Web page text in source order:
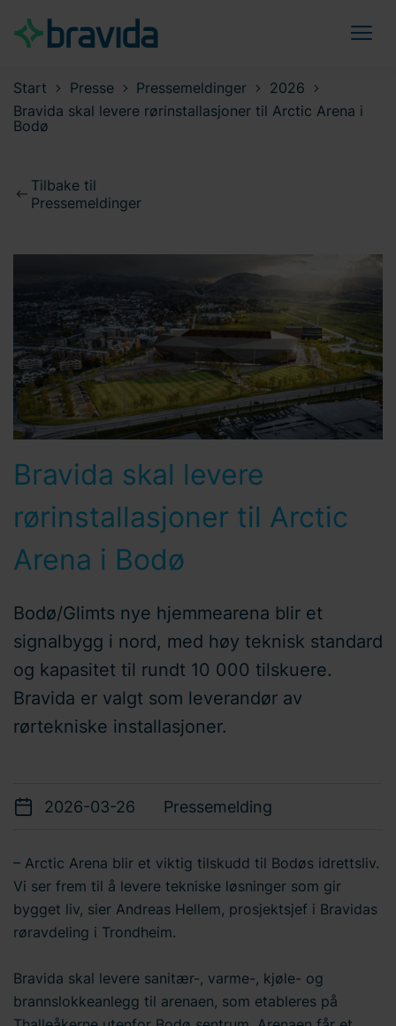
Start Presse Pressemeldinger
2026
Bravida skal levere rørinstallasjoner til Arctic Arena i
Bodø
Tilbake til
Pressemeldinger
Bravida skal levere
rørinstallasjoner til Arctic
Arena i Bodø
Bodø/Glimts nye hjemmearena blir et
signalbygg i nord, med høy teknisk standard
og kapasitet til rundt 10 000 tilskuere.
Bravida er valgt som leverandør av
rørtekniske installasjoner.
2026-03-26 Pressemelding
– Arctic Arena blir et viktig tilskudd til Bodøs idrettsliv.
Vi ser frem til å levere tekniske løsninger som gir
bygget liv, sier Andreas Hellem, prosjektsjef i Bravidas
røravdeling i Trondheim.
Bravida skal levere sanitær-, varme-, kjøle- og
brannslokkeanlegg til arenaen, som etableres på